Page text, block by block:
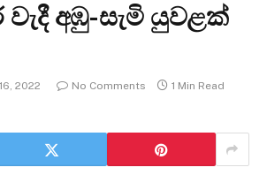
අඹු-සැමි යුවළක්
2022 No Comments
1 Min Read